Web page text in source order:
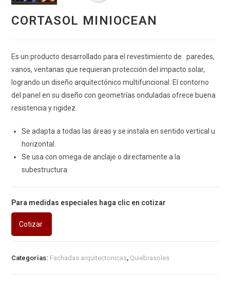
CORTASOL MINIOCEAN
Es un producto desarrollado para el revestimiento de paredes,
vanos, ventanas que requieran protección del impacto solar,
logrando un diseño arquitectónico multifuncional. El contorno
del panel en su diseño con geometrías onduladas ofrece buena
resistencia y rigidez.
Se adapta a todas las áreas y se instala en sentido vertical u
horizontal.
Se usa con omega de anclaje o directamente a la
subestructura.
Para medidas especiales haga clic en cotizar
Cotizar
Categorías: Fachadas arquitectonicas, Quiebrasoles